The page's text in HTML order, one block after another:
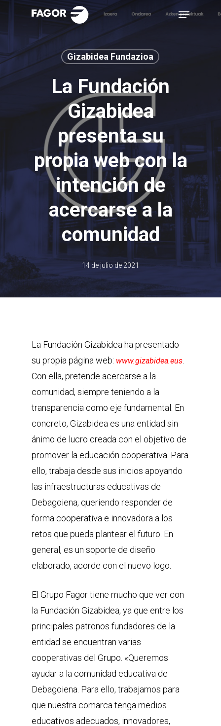
content
Menu
Gizabidea Fundazioa
La Fundación
Gizabidea
presenta su
propia web con la
intención de
acercarse a la
comunidad
14 de julio de 2021
La Fundación Gizabidea ha presentado
su propia página web: www.gizabidea.eus
Con ella, pretende acercarse a la
comunidad, siempre teniendo a la
transparencia como eje fundamental. En
concreto, Gizabidea es una entidad sin
ánimo de lucro creada con el objetivo de
promover la educación cooperativa. Para
ello, trabaja desde sus inicios apoyando
las infraestructuras educativas de
Debagoiena, queriendo responder de
forma cooperativa e innovadora a los
retos que pueda plantear el futuro. En
general, es un soporte de diseño
elaborado, acorde con el nuevo logo.
El Grupo Fagor tiene mucho que ver con
la Fundación Gizabidea, ya que entre los
principales patronos fundadores de la
entidad se encuentran varias
cooperativas del Grupo. «Queremos
ayudar a la comunidad educativa de
Debagoiena. Para ello, trabajamos para
que nuestra comarca tenga medios
educativos adecuados, innovadores,